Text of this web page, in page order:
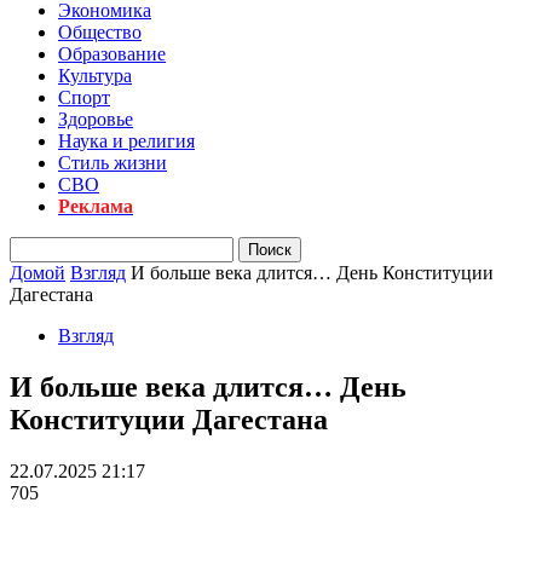
Экономика
Общество
Образование
Культура
Спорт
Здоровье
Наука и религия
Стиль жизни
СВО
Реклама
Домой Взгляд И больше века длится… День Конституции
Дагестана
Взгляд
И больше века длится… День
Конституции Дагестана
22.07.2025 21:17
705